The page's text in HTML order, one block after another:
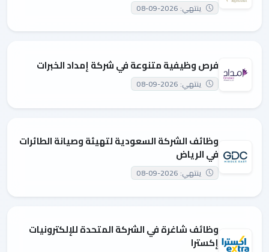
ينتهي: 2026-09-08
فرص وظيفية متنوعة في شركة إمداد الخبرات
ينتهي: 2026-09-08
وظائف الشركة السعودية لتهيئة وصيانة الطائرات
في الرياض
ينتهي: 2026-09-08
وظائف شاغرة في الشركة المتحدة للإلكترونيات
إكسترا